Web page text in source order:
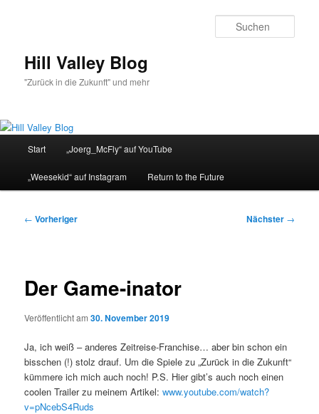
Hill Valley Blog
"Zurück in die Zukunft" und mehr
Start „Joerg_McFly“ auf YouTube
„Weesekid“ auf Instagram Return to the Future
Beitragsnavigation
← Vorheriger Nächster →
Der Game-inator
Veröffentlicht am30. November 2019
Ja, ich weiß – anderes Zeitreise-Franchise… aber bin schon ein
bisschen (!) stolz drauf. Um die Spiele zu „Zurück in die Zukunft“
kümmere ich mich auch noch! P.S. Hier gibt’s auch noch einen
coolen Trailer zu meinem Artikel:www.youtube.com/watch?
v=pNcebS4Ruds